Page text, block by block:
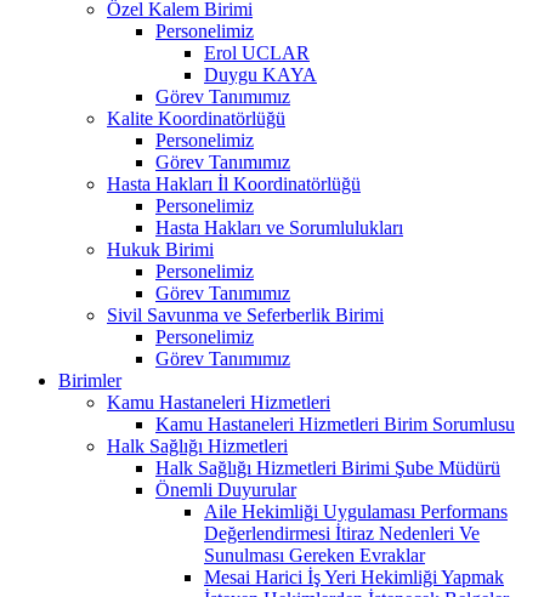
Özel Kalem Birimi
Personelimiz
Erol UCLAR
Duygu KAYA
Görev Tanımımız
Kalite Koordinatörlüğü
Personelimiz
Görev Tanımımız
Hasta Hakları İl Koordinatörlüğü
Personelimiz
Hasta Hakları ve Sorumlulukları
Hukuk Birimi
Personelimiz
Görev Tanımımız
Sivil Savunma ve Seferberlik Birimi
Personelimiz
Görev Tanımımız
Birimler
Kamu Hastaneleri Hizmetleri
Kamu Hastaneleri Hizmetleri Birim Sorumlusu
Halk Sağlığı Hizmetleri
Halk Sağlığı Hizmetleri Birimi Şube Müdürü
Önemli Duyurular
Aile Hekimliği Uygulaması Performans
Değerlendirmesi İtiraz Nedenleri Ve
Sunulması Gereken Evraklar
Mesai Harici İş Yeri Hekimliği Yapmak